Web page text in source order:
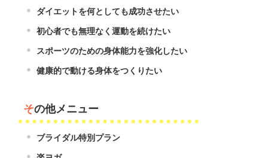
ダイエットを何としても成功させたい
初心者でも無理なく運動を続けたい
スポーツのための身体能力を強化したい
健康的で動ける身体をつくりたい
その他メニュー
ブライダル特別プラン